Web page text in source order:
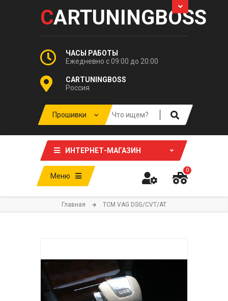
CARTUNINGBOSS
ЧАСЫ РАБОТЫ
Ежедневно с 09:00 до 20:00
CARTUNINGBOSS
Россия
ИНТЕРНЕТ-МАГАЗИН
Меню
0
Главная TCM VAG DSG/CVT/AT